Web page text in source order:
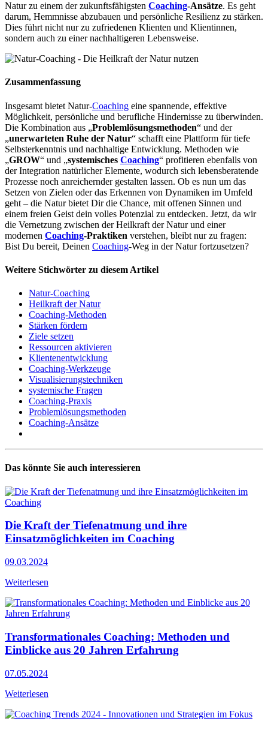
Natur zu einem der zukunftsfähigsten Coaching-Ansätze. Es geht
darum, Hemmnisse abzubauen und persönliche Resilienz zu stärken.
Dies führt nicht nur zu zufriedenen Klienten und Klientinnen,
sondern auch zu einer nachhaltigeren Lebensweise.
Zusammenfassung
Insgesamt bietet Natur-Coaching eine spannende, effektive
Möglichkeit, persönliche und berufliche Hindernisse zu überwinden.
Die Kombination aus „Problemlösungsmethoden“ und der
„unerwarteten Ruhe der Natur“ schafft eine Plattform für tiefe
Selbsterkenntnis und nachhaltige Entwicklung. Methoden wie
„GROW“ und „systemisches Coaching“ profitieren ebenfalls von
der Integration natürlicher Elemente, wodurch sich lebensberatende
Prozesse noch anreichernder gestalten lassen. Ob es nun um das
Setzen von Zielen oder das Erkennen von Dynamiken im Umfeld
geht – die Natur bietet Dir die Chance, mit offenen Sinnen und
einem freien Geist dein volles Potenzial zu entdecken. Jetzt, da wir
die Vernetzung zwischen der Heilkraft der Natur und einer
modernen Coaching-Praktiken verstehen, bleibt nur zu fragen:
Bist Du bereit, Deinen Coaching-Weg in der Natur fortzusetzen?
Weitere Stichwörter zu diesem Artikel
Natur-Coaching
Heilkraft der Natur
Coaching-Methoden
Stärken fördern
Ziele setzen
Ressourcen aktivieren
Klientenentwicklung
Coaching-Werkzeuge
Visualisierungstechniken
systemische Fragen
Coaching-Praxis
Problemlösungsmethoden
Coaching-Ansätze
Das könnte Sie auch interessieren
Die Kraft der Tiefenatmung und ihre
Einsatzmöglichkeiten im Coaching
09.03.2024
Weiterlesen
Transformationales Coaching: Methoden und
Einblicke aus 20 Jahren Erfahrung
07.05.2024
Weiterlesen